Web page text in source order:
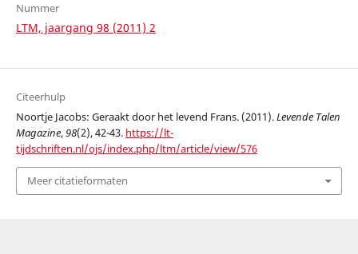
Nummer
LTM, jaargang 98 (2011) 2
Citeerhulp
Noortje Jacobs: Geraakt door het levend Frans. (2011).Levende Talen
Magazine,98(2), 42-43. https://lt-
tijdschriften.nl/ojs/index.php/ltm/article/view/576
Meer citatieformaten